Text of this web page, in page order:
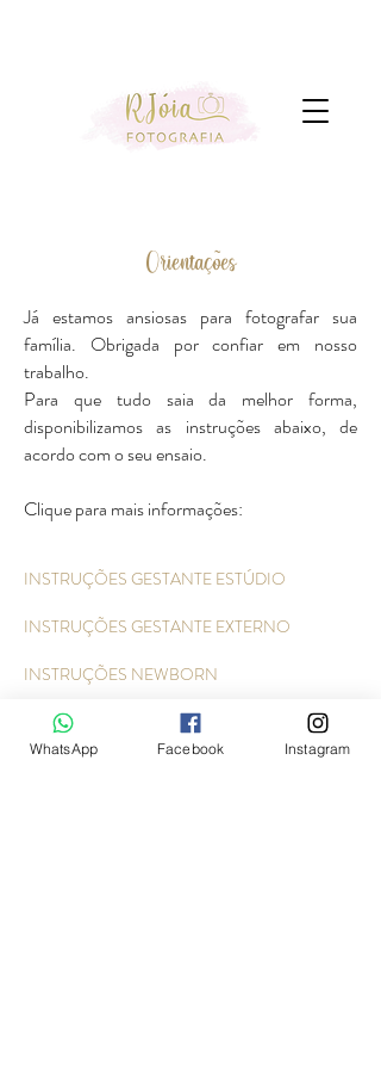
Orientações
Já estamos ansiosas para fotografar sua
família. Obrigada por confiar em nosso
trabalho.
Para que tudo saia da melhor forma,
disponibilizamos as instruções abaixo, de
acordo com o seu ensaio.
Clique para mais informações:
INSTRUÇÕES GESTANTE ESTÚDIO
INSTRUÇÕES GESTANTE EXTERNO
INSTRUÇÕES NEWBORN
INSTRUÇÕES ACOMPANHAMENTO
WhatsApp Facebook Instagram